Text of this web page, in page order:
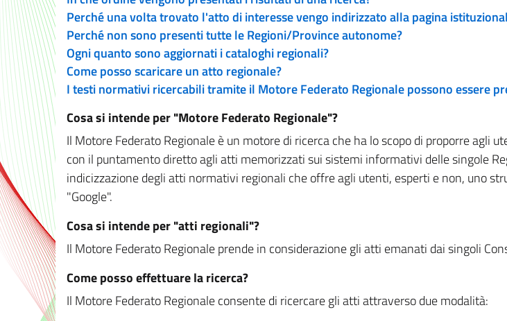
Perché una volta trovato l'atto di interesse vengo indirizzato alla pagina
Perché non sono presenti tutte le Regioni/Province autonome?
Ogni quanto sono aggiornati i cataloghi regionali?
Come posso scaricare un atto regionale?
I testi normativi ricercabili tramite il Motore Federato Regionale possono essere
Cosa si intende per "Motore Federato Regionale"?
Il Motore Federato Regionale è un motore di ricerca che ha lo scopo di proporre agli
con il puntamento diretto agli atti memorizzati sui sistemi informativi delle singole
indicizzazione degli atti normativi regionali che offre agli utenti, esperti e non, uno
"Google".
Cosa si intende per "atti regionali"?
Il Motore Federato Regionale prende in considerazione gli atti emanati dai singoli
Come posso effettuare la ricerca?
Il Motore Federato Regionale consente di ricercare gli atti attraverso due modalità: